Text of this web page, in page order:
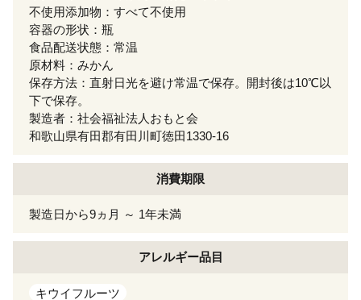
不使用添加物：すべて不使用
容器の形状：瓶
食品配送状態：常温
原材料：みかん
保存方法：直射日光を避け常温で保存。開封後は10℃以
下で保存。
製造者：社会福祉法人おもと会
和歌山県有田郡有田川町徳田1330-16
消費期限
製造日から9ヵ月 ～ 1年未満
アレルギー品目
キウイフルーツ